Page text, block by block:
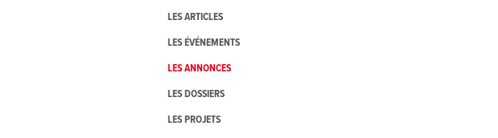
LES ARTICLES
LES ÉVÉNEMENTS
LES ANNONCES
LES DOSSIERS
LES PROJETS